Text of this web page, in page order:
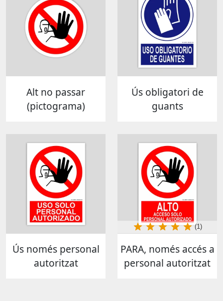
Alt no passar
(pictograma)
Ús obligatori de
guants
Ús només personal
autoritzat
PARA, només accés a
personal autoritzat
(1)